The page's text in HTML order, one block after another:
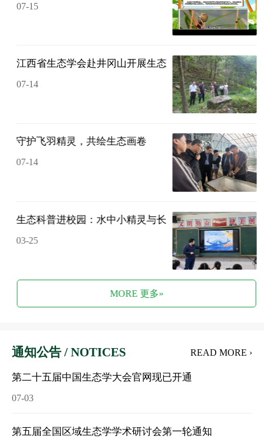
得圆满成功
会2025年会在天津召开
暨国际湿地科学家学会中国分会2025年年会在长沙成功
07-15
江西省生态学会赴井冈山开展生态科普与研学旅行专题
07-14
守护飞羽精灵，共绘生态画卷
07-14
生态科普进校园：水中小精灵与长江大保护
03-25
MORE 更多»
通知公告 / NOTICES READ MORE ›
第二十五届中国生态学大会官网现已开通
07-03
第五届全国区域生态学学术研讨会第一轮通知